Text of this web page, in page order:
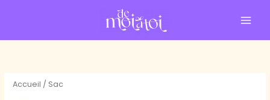
-10 % sur ta commande en t'inscrivant à la newsletter 💝
je veux mon cadeau
Accueil / Sac